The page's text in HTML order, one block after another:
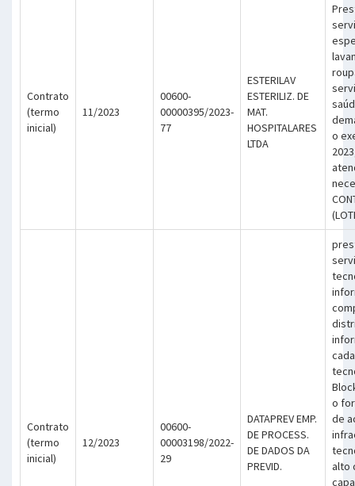
Contrato
(termo
inicial)
11/2023
00600-
00000395/2023-
77
ESTERILAV
ESTERILIZ. DE
MAT.
HOSPITALARES
LTDA
o
Contrato
(termo
inicial)
12/2023
00600-
00003198/2022-
29
DATAPREV EMP.
DE PROCESS.
DE DADOS DA
PREVID.
o
de
alto